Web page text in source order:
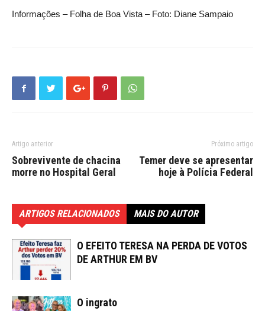
Informações – Folha de Boa Vista – Foto: Diane Sampaio
Artigo anterior
Sobrevivente de chacina
morre no Hospital Geral
Próximo artigo
Temer deve se apresentar
hoje à Polícia Federal
ARTIGOS RELACIONADOS MAIS DO AUTOR
O EFEITO TERESA NA PERDA DE VOTOS
DE ARTHUR EM BV
O ingrato